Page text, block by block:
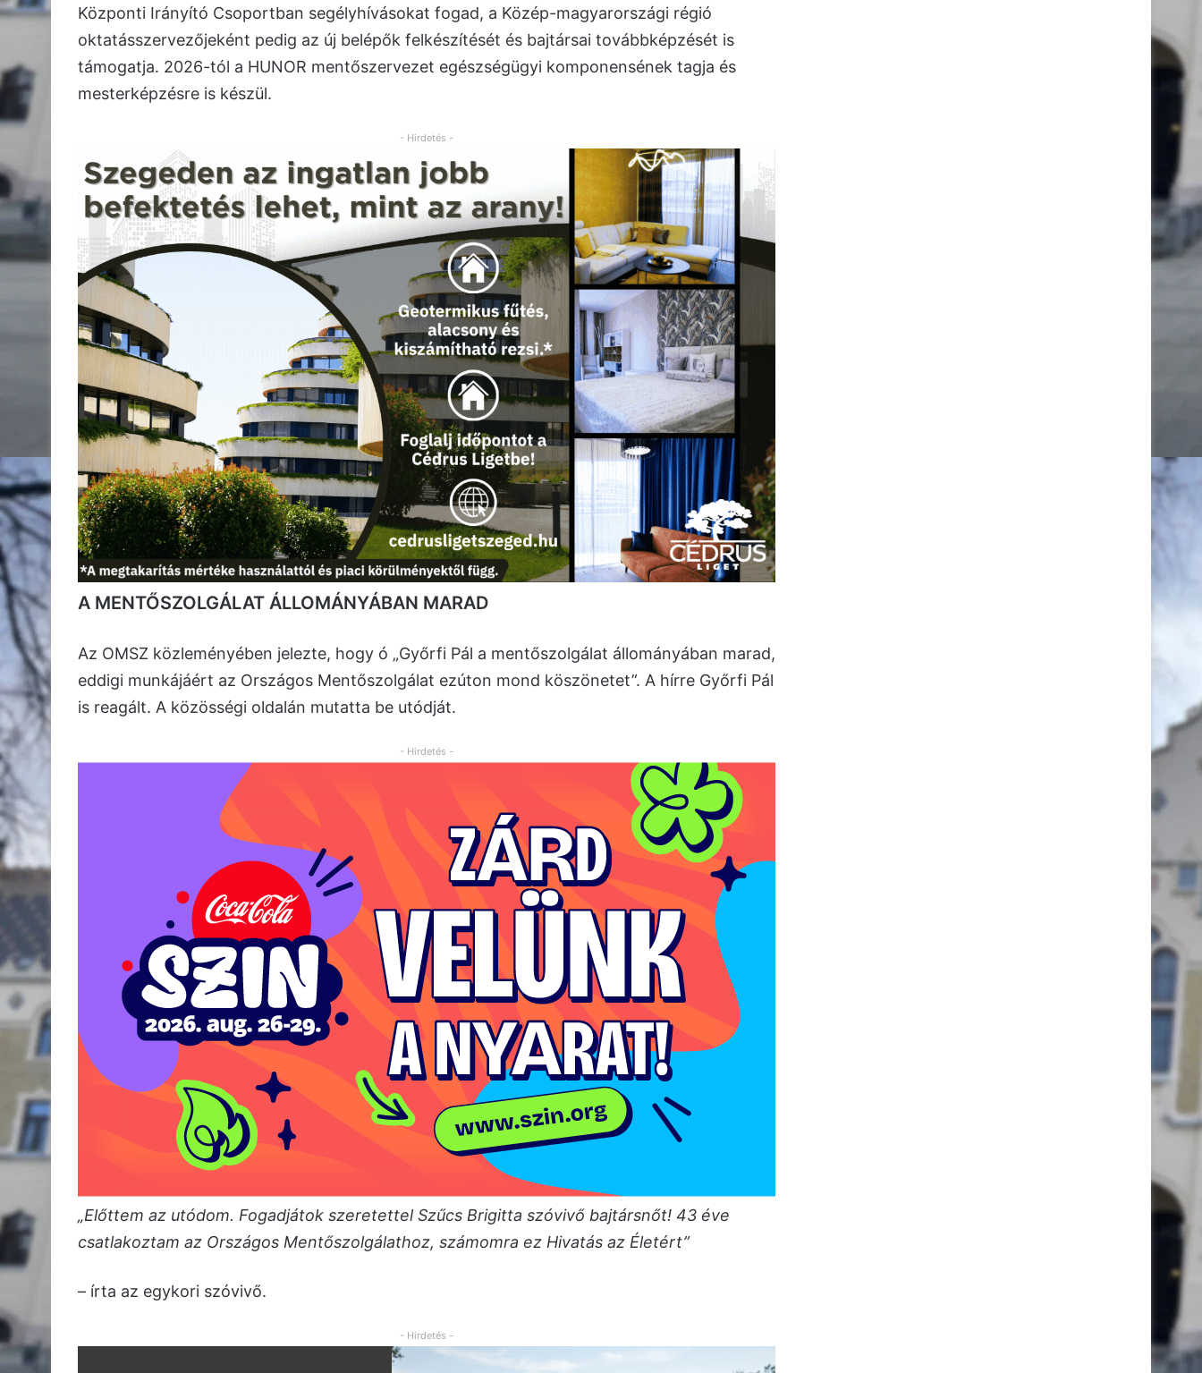
Központi Irányító Csoportban segélyhívásokat fogad, a Közép-magyarországi régió
oktatásszervezőjeként pedig az új belépők felkészítését és bajtársai továbbképzését is
támogatja. 2026-tól a HUNOR mentőszervezet egészségügyi komponensének tagja és
mesterképzésre is készül.
- Hirdetés -
A MENTŐSZOLGÁLAT ÁLLOMÁNYÁBAN MARAD
Az OMSZ közleményében jelezte, hogy ó „Győrfi Pál a mentőszolgálat állományában marad,
eddigi munkájáért az Országos Mentőszolgálat ezúton mond köszönetet”. A hírre Győrfi Pál
is reagált. A közösségi oldalán mutatta be utódját.
- Hirdetés -
„Előttem az utódom. Fogadjátok szeretettel Szűcs Brigitta szóvivő bajtársnőt! 43 éve
csatlakoztam az Országos Mentőszolgálathoz, számomra ez Hivatás az Életért”
– írta az egykori szóvivő.
- Hirdetés -